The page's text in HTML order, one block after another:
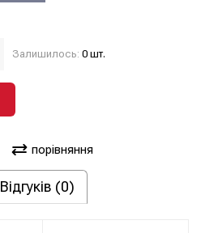
Залишилось: 0 шт.
порівняння
Відгуків (0)